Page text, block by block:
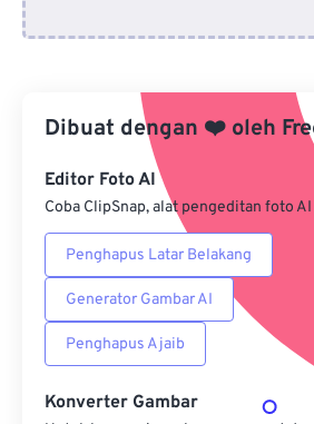
Dari Url
Dibuat dengan ❤️ oleh
Editor Foto AI
Coba ClipSnap, alat pengeditan foto
Penghapus Latar Belakang
Generator Gambar AI
Penghapus Ajaib
Konverter Gambar